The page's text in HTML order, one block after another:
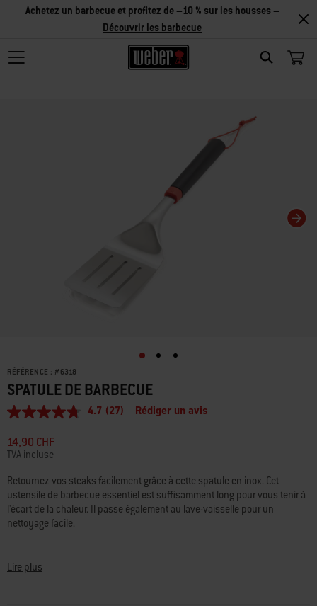
Search
Achetez un barbecue et profitez de –10 % sur les housses –
Découvrir les barbecue
RÉFÉRENCE : # 6318
SPATULE DE BARBECUE
4.7
sur
5,
valeur
de
la
note
moyenne.
Read
27
sur
la
4.7 (27) Rédiger un avis
14,90 CHF
TVA incluse
Retournez vos steaks facilement grâce à cette spatule en inox. Cet
ustensile de barbecue essentiel est suffisamment long pour vous tenir à
l'écart de la chaleur. Il passe également au lave-vaisselle pour un
nettoyage facile.
• Passe au lave-vaisselle pour un nettoyage facile
Lire plus